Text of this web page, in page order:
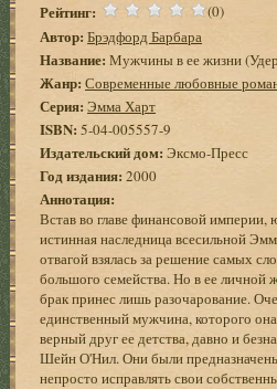
Рейтинг: (0)
Автор: Брэдфорд Барбара
Название: Мужчины в ее жизни
Жанр: Современные любовные
Серия: Эмма Харт
ISBN:5-04-005557-9
Издательский дом: Эксмо-Пресс
Год издания:2000
Аннотация:
Встав во главе финансовой империи,
истинная наследница всесильной
отвагой взялась за решение самых
большого семейства. Но в ее личной
брак принес лишь разочарование.
единственный мужчина, которого
верный друг ее детства, давно и
Шейн О'Нил. Они были
непросто исправлять свои